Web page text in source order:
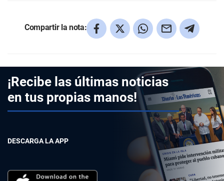
Compartir la nota:
¡Recibe las últimas noticias
en tus propias manos!
DESCARGA LA APP